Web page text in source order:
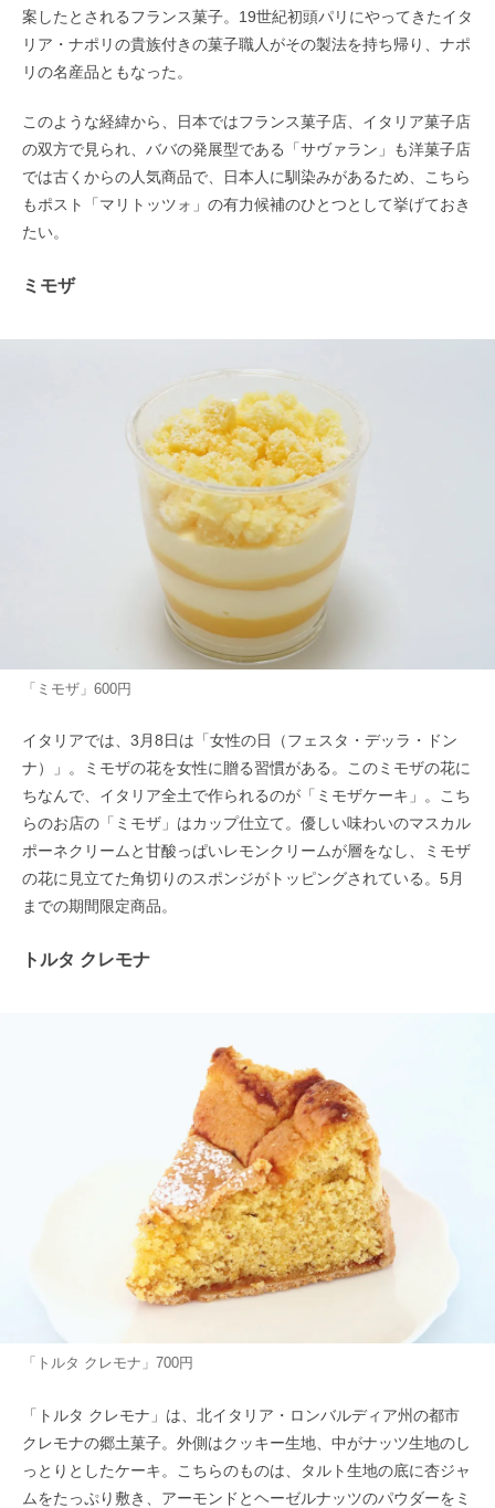
案したとされるフランス菓子。19世紀初頭パリにやってきたイタ
リア・ナポリの貴族付きの菓子職人がその製法を持ち帰り、ナポ
リの名産品ともなった。
このような経緯から、日本ではフランス菓子店、イタリア菓子店
の双方で見られ、ババの発展型である「サヴァラン」も洋菓子店
では古くからの人気商品で、日本人に馴染みがあるため、こちら
もポスト「マリトッツォ」の有力候補のひとつとして挙げておき
たい。
ミモザ
「ミモザ」600円
イタリアでは、3月8日は「女性の日（フェスタ・デッラ・ドン
ナ）」。ミモザの花を女性に贈る習慣がある。このミモザの花に
ちなんで、イタリア全土で作られるのが「ミモザケーキ」。こち
らのお店の「ミモザ」はカップ仕立て。優しい味わいのマスカル
ポーネクリームと甘酸っぱいレモンクリームが層をなし、ミモザ
の花に見立てた角切りのスポンジがトッピングされている。5月
までの期間限定商品。
トルタ クレモナ
「トルタ クレモナ」700円
「トルタ クレモナ」は、北イタリア・ロンバルディア州の都市
クレモナの郷土菓子。外側はクッキー生地、中がナッツ生地のし
っとりとしたケーキ。こちらのものは、タルト生地の底に杏ジャ
ムをたっぷり敷き、アーモンドとヘーゼルナッツのパウダーをミ